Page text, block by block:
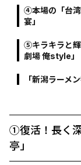
④本場の「台
宴」
⑤キラキラと
劇場 俺style」
「新潟ラーメ
①復活！長く
亭」